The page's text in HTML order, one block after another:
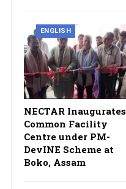
ENGLISH
NECTAR Inaugurates
Common Facility
Centre under PM-
DevINE Scheme at
Boko, Assam